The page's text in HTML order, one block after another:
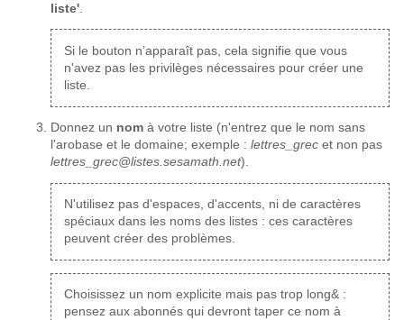
liste'
Si le bouton n’apparaît pas, cela signifie que vous
n'avez pas les privilèges nécessaires pour créer une
liste.
Donnez un nom à votre liste (n'entrez que le nom sans
l'arobase et le domaine; exemple : lettres_grec et non pas
lettres_grec@listes.sesamath.net).
N'utilisez pas d'espaces, d'accents, ni de caractères
spéciaux dans les noms des listes : ces caractères
peuvent créer des problèmes.
Choisissez un nom explicite mais pas trop long& :
pensez aux abonnés qui devront taper ce nom à